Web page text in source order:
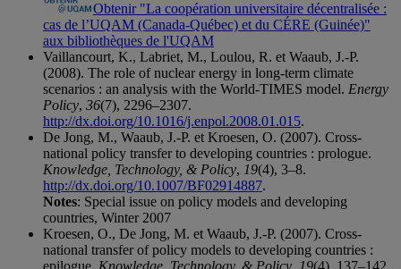
Obtenir "La coopération universitaire décentralisée :
cas de l’UQAM (Canada-Québec) et du CÉRE (Guinée)"
aux bibliothèques de l'UQAM
Vaillancourt, K., Labriet, M., Loulou, R. et Waaub, J.-P.
(2008). The role of nuclear energy in long-term climate
scenarios : an analysis with the World-TIMES model. Energy
Policy, 36(7), 2296–2307.
http://dx.doi.org/10.1016/j.enpol.2008.01.015.
De Jong, M., Waaub, J.-P. et Kroesen, O. (2007). Cross-
national policy transfer to developing countries : prologue.
Knowledge, Technology, & Policy, 19(4), 3–8.
http://dx.doi.org/10.1007/BF02914887.
Notes: Special issue on policy models and developing
countries, Winter 2007
Kroesen, O., De Jong, M. et Waaub, J.-P. (2007). Cross-
national transfer of policy models to developing countries :